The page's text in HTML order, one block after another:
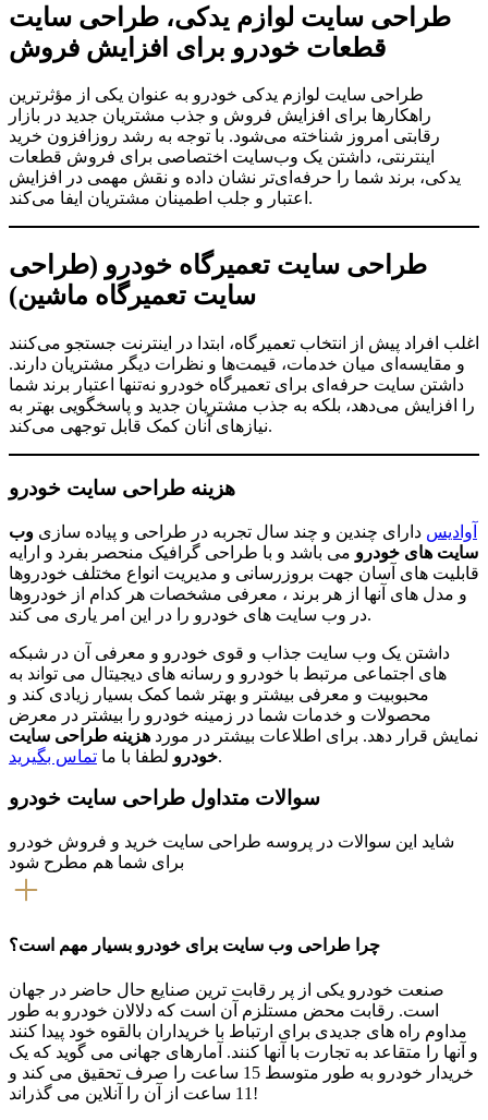
طراحی سایت لوازم یدکی، طراحی سایت
قطعات خودرو برای افزایش فروش
طراحی سایت لوازم یدکی خودرو به عنوان یکی از مؤثرترین
راهکارها برای افزایش فروش و جذب مشتریان جدید در بازار
رقابتی امروز شناخته می‌شود. با توجه به رشد روزافزون خرید
اینترنتی، داشتن یک وب‌سایت اختصاصی برای فروش قطعات
یدکی، برند شما را حرفه‌ای‌تر نشان داده و نقش مهمی در افزایش
اعتبار و جلب اطمینان مشتریان ایفا می‌کند.
طراحی سایت تعمیرگاه خودرو (طراحی
سایت تعمیرگاه ماشین)
اغلب افراد پیش از انتخاب تعمیرگاه، ابتدا در اینترنت جستجو می‌کنند
و مقایسه‌ای میان خدمات، قیمت‌ها و نظرات دیگر مشتریان دارند.
داشتن سایت حرفه‌ای برای تعمیرگاه خودرو نه‌تنها اعتبار برند شما
را افزایش می‌دهد، بلکه به جذب مشتریان جدید و پاسخگویی بهتر به
نیازهای آنان کمک قابل توجهی می‌کند.
هزینه طراحی سایت خودرو
آوادیس دارای چندین و چند سال تجربه در طراحی و پیاده سازی وب
سایت های خودرو می باشد و با طراحی گرافیک منحصر بفرد و ارایه
قابلیت های آسان جهت بروزرسانی و مدیریت انواع مختلف خودروها
و مدل های آنها از هر برند ، معرفی مشخصات هر کدام از خودروها
در وب سایت های خودرو را در این امر یاری می کند.
داشتن یک وب سایت جذاب و قوی خودرو و معرفی آن در شبکه
های اجتماعی مرتبط با خودرو و رسانه های دیجیتال می تواند به
محبوبیت و معرفی بیشتر و بهتر شما کمک بسیار زیادی کند و
محصولات و خدمات شما در زمینه خودرو را بیشتر در معرض
نمایش قرار دهد. برای اطلاعات بیشتر در مورد هزینه طراحی سایت
خودرو لطفا با ما تماس بگیرید .
سوالات متداول طراحی سایت خودرو
شاید این سوالات در پروسه طراحی سایت خرید و فروش خودرو
برای شما هم مطرح شود
چرا طراحی وب سایت برای خودرو بسیار مهم است؟
صنعت خودرو یکی از پر رقابت ترین صنایع حال حاضر در جهان
است. رقابت محض مستلزم آن است که دلالان خودرو به طور
مداوم راه های جدیدی برای ارتباط با خریداران بالقوه خود پیدا کنند
و آنها را متقاعد به تجارت با آنها کنند. آمارهای جهانی می گوید که یک
خریدار خودرو به طور متوسط ​​15 ساعت را صرف تحقیق می کند و
11 ساعت از آن را آنلاین می گذراند!